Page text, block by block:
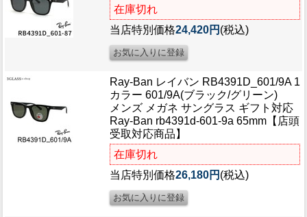
ブログ
BLOG
会社概要
COMPANY
インフォメーション
INFORMATION
在庫切れ
当店特別価格24,420円 (税込)
Ray-Ban レイバン RB4391D_601/9A 1
カラー 601/9A(ブラック/グリーン)
メンズ メガネ サングラス ギフト対応
Ray-Ban rb4391d-601-9a 65mm【店頭
受取対応商品】
在庫切れ
当店特別価格26,180円 (税込)